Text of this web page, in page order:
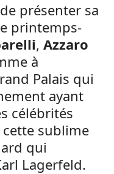
de présenter sa
printemps-
, Azzaro
à
Palais qui
ayant
célébrités
sublime
qui
Lagerfeld.